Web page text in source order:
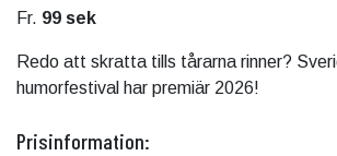
Fr. 99 sek
Redo att skratta tills tårarna rinner?
humorfestival har premiär 2026!
Prisinformation: